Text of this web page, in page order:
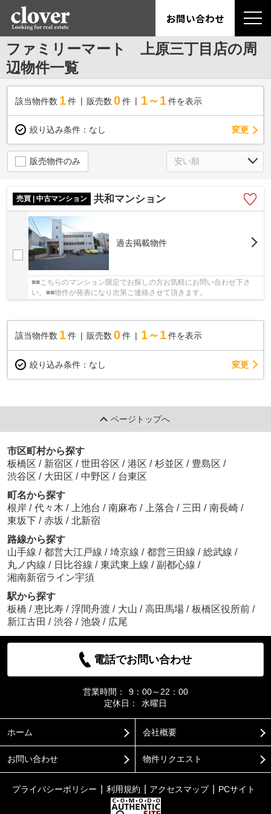
お問い合わせ
ファミリーマート 上原三丁目店の周
辺物件一覧
該当物件数 1件 販売数 0 件 1～1 件を表示
絞り込み条件： なし 変更
販売物件のみ
売買 | 中古マンション 共和マンション
過去掲載物件
■■こちらのマンション限定でお探しの方お気軽にお問い合わせ下さ
い。■■物件が発表になり次第ご連絡させて頂きます。
該当物件数 1件 販売数 0 件 1～1 件を表示
絞り込み条件： なし 変更
ページトップへ
市区町村から探す
板橋区 / 新宿区 / 世田谷区 / 港区 / 杉並区 / 豊島区 /
渋谷区 / 大田区 / 中野区 / 台東区
町名から探す
根岸 / 代々木 / 上池台 / 南麻布 / 上落合 / 三田 / 南長崎 /
東坂下 / 赤坂 / 北新宿
路線から探す
山手線 / 都営大江戸線 / 埼京線 / 都営三田線 / 総武線 /
丸ノ内線 / 日比谷線 / 東武東上線 / 副都心線 /
湘南新宿ライン宇須
駅から探す
板橋 / 恵比寿 / 浮間舟渡 / 大山 / 高田馬場 / 板橋区役所前 /
新江古田 / 渋谷 / 池袋 / 広尾
電話でお問い合わせ
営業時間：
9：00～22：00
定休日：
水曜日
ホーム 会社概要
お問い合わせ 物件リクエスト
プライバシーポリシー 利用規約 アクセスマップ PCサイト